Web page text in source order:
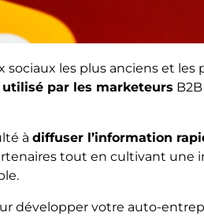
sociaux les plus anciens et
utilisé par les marketeurs
àdiffuser l’information
tout en cultivant une
développer votre auto-